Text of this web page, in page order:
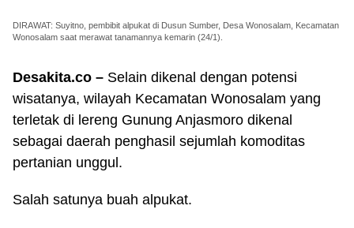
DIRAWAT: Suyitno, pembibit alpukat di Dusun Sumber, Desa Wonosalam, Kecamatan
Wonosalam saat merawat tanamannya kemarin (24/1).
Desakita.co – Selain dikenal dengan potensi
wisatanya, wilayah Kecamatan Wonosalam yang
terletak di lereng Gunung Anjasmoro dikenal
sebagai daerah penghasil sejumlah komoditas
pertanian unggul.
Salah satunya buah alpukat.